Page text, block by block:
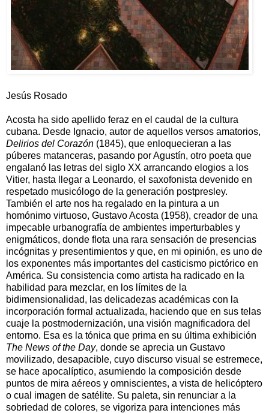
Jesús Rosado
Acosta ha sido apellido feraz en el caudal de la cultura
cubana. Desde Ignacio, autor de aquellos versos amatorios,
Delirios del Corazón (1845), que enloquecieran a las
púberes matanceras, pasando por Agustín, otro poeta que
engalanó las letras del siglo XX arrancando elogios a los
Vitier, hasta llegar a Leonardo, el saxofonista devenido en
respetado musicólogo de la generación postpresley.
También el arte nos ha regalado en la pintura a un
homónimo virtuoso, Gustavo Acosta (1958), creador de una
impecable urbanografía de ambientes imperturbables y
enigmáticos, donde flota una rara sensación de presencias
incógnitas y presentimientos y que, en mi opinión, es uno de
los exponentes más importantes del casticismo pictórico en
América. Su consistencia como artista ha radicado en la
habilidad para mezclar, en los límites de la
bidimensionalidad, las delicadezas académicas con la
incorporación formal actualizada, haciendo que en sus telas
cuaje la postmodernización, una visión magnificadora del
entorno. Esa es la tónica que prima en su última exhibición
The News of the Day, donde se aprecia un Gustavo
movilizado, desapacible, cuyo discurso visual se estremece,
se hace apocalíptico, asumiendo la composición desde
puntos de mira aéreos y omniscientes, a vista de helicóptero
o cual imagen de satélite. Su paleta, sin renunciar a la
sobriedad de colores, se vigoriza para intenciones más